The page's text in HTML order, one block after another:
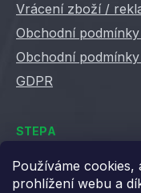
Používáme cookies,
prohlížení webu a
Vrácení zboží /
Obchodní
Obchodní
GDPR
STEPA
Kontakty
Kariéra ve Stepě